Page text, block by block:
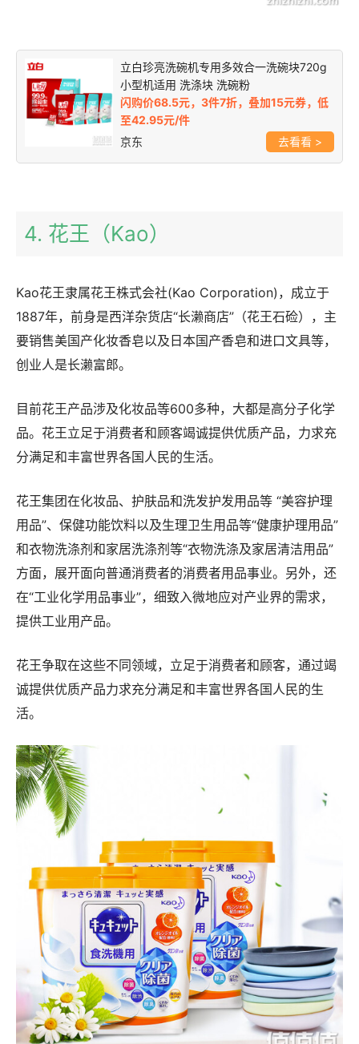
立白珍亮洗碗机专用多效合一洗碗块720g
小型机适用 洗涤块 洗碗粉
闪购价68.5元，3件7折，叠加15元券，低
至42.95元/件
京东
>
4. 花王（Kao）
Kao花王隶属花王株式会社(Kao Corporation)，成立于
1887年，前身是西洋杂货店“长濑商店”（花王石硷），主
要销售美国产化妆香皂以及日本国产香皂和进口文具等，
创业人是长濑富郎。
目前花王产品涉及化妆品等600多种，大都是高分子化学
品。花王立足于消费者和顾客竭诚提供优质产品，力求充
分满足和丰富世界各国人民的生活。
花王集团在化妆品、护肤品和洗发护发用品等 “美容护理
用品”、保健功能饮料以及生理卫生用品等“健康护理用品”
和衣物洗涤剂和家居洗涤剂等“衣物洗涤及家居清洁用品”
方面，展开面向普通消费者的消费者用品事业。另外，还
在“工业化学用品事业”，细致入微地应对产业界的需求，
提供工业用产品。
花王争取在这些不同领域，立足于消费者和顾客，通过竭
诚提供优质产品力求充分满足和丰富世界各国人民的生
活。